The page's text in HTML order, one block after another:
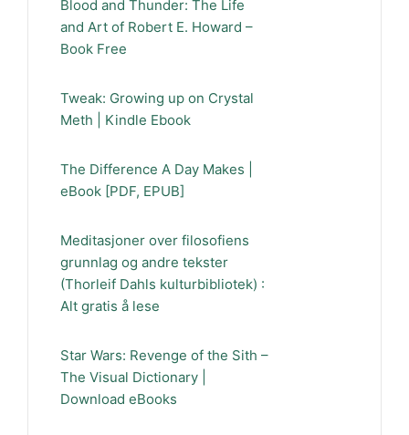
Blood and Thunder: The Life
and Art of Robert E. Howard –
Book Free
Tweak: Growing up on Crystal
Meth | Kindle Ebook
The Difference A Day Makes |
eBook [PDF, EPUB]
Meditasjoner over filosofiens
grunnlag og andre tekster
(Thorleif Dahls kulturbibliotek) :
Alt gratis å lese
Star Wars: Revenge of the Sith –
The Visual Dictionary |
Download eBooks